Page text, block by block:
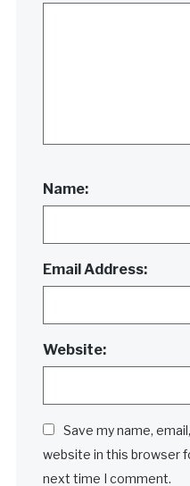
Name:
Email Address:
Website:
Save my name,
website in this browser
next time I comment.